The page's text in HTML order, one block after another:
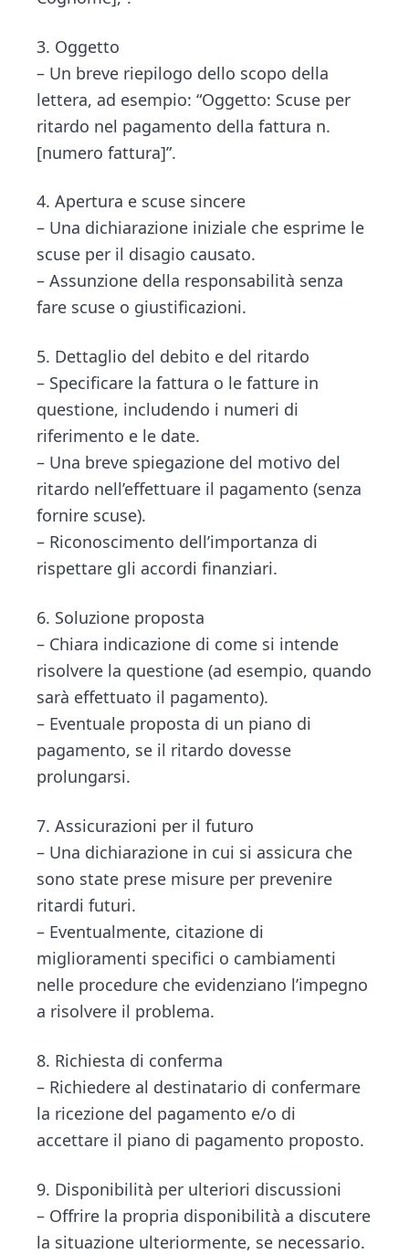
3. Oggetto
– Un breve riepilogo dello scopo della
lettera, ad esempio: “Oggetto: Scuse per
ritardo nel pagamento della fattura n.
[numero fattura]”.
4. Apertura e scuse sincere
– Una dichiarazione iniziale che esprime le
scuse per il disagio causato.
– Assunzione della responsabilità senza
fare scuse o giustificazioni.
5. Dettaglio del debito e del ritardo
– Specificare la fattura o le fatture in
questione, includendo i numeri di
riferimento e le date.
– Una breve spiegazione del motivo del
ritardo nell’effettuare il pagamento (senza
fornire scuse).
– Riconoscimento dell’importanza di
rispettare gli accordi finanziari.
6. Soluzione proposta
– Chiara indicazione di come si intende
risolvere la questione (ad esempio, quando
sarà effettuato il pagamento).
– Eventuale proposta di un piano di
pagamento, se il ritardo dovesse
prolungarsi.
7. Assicurazioni per il futuro
– Una dichiarazione in cui si assicura che
sono state prese misure per prevenire
ritardi futuri.
– Eventualmente, citazione di
miglioramenti specifici o cambiamenti
nelle procedure che evidenziano l’impegno
a risolvere il problema.
8. Richiesta di conferma
– Richiedere al destinatario di confermare
la ricezione del pagamento e/o di
accettare il piano di pagamento proposto.
9. Disponibilità per ulteriori discussioni
– Offrire la propria disponibilità a discutere
la situazione ulteriormente, se necessario.